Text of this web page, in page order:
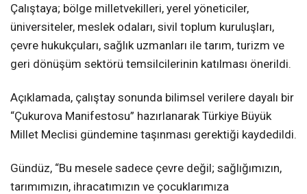
Çalıştaya; bölge milletvekilleri, yerel yöneticiler,
üniversiteler, meslek odaları, sivil toplum kuruluşları,
çevre hukukçuları, sağlık uzmanları ile tarım, turizm ve
geri dönüşüm sektörü temsilcilerinin katılması önerildi.
Açıklamada, çalıştay sonunda bilimsel verilere dayalı bir
“Çukurova Manifestosu” hazırlanarak Türkiye Büyük
Millet Meclisi gündemine taşınması gerektiği kaydedildi.
Gündüz, “Bu mesele sadece çevre değil; sağlığımızın,
tarımımızın, ihracatımızın ve çocuklarımıza